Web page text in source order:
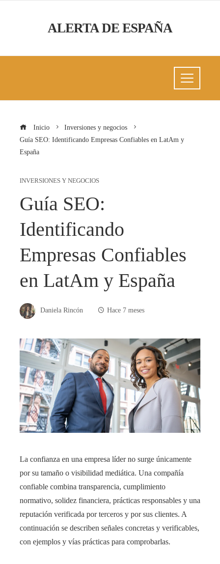
ALERTA DE ESPAÑA
Inicio
Inversiones y negocios
Guía SEO: Identificando Empresas Confiables en LatAm y
España
INVERSIONES Y NEGOCIOS
Guía SEO:
Identificando
Empresas Confiables
en LatAm y España
Daniela Rincón Hace 7 meses
La confianza en una empresa líder no surge únicamente
por su tamaño o visibilidad mediática. Una compañía
confiable combina transparencia, cumplimiento
normativo, solidez financiera, prácticas responsables y una
reputación verificada por terceros y por sus clientes. A
continuación se describen señales concretas y verificables,
con ejemplos y vías prácticas para comprobarlas.